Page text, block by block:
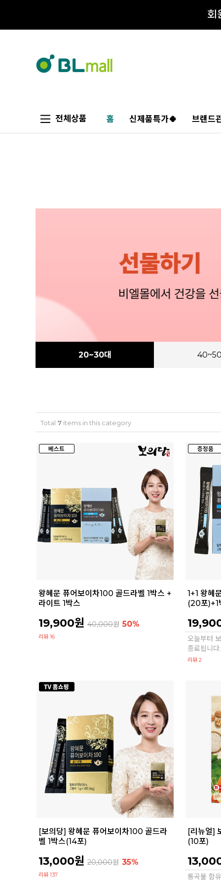
전체상품 홈 신제품특가🍀 브랜드
20~30대
Total 7 items in this category
왕혜문 퓨어보이차100 골드라벨 1박스 +
라이트 1박스
19,900원 40,000원 50%
리뷰 16
1+1 왕혜
(20포)+1
오늘부터
종료됩니다.
리뷰 2
[보의당] 왕혜문 퓨어보이차100 골드라
벨 1박스(14포)
13,000원 20,000원 35%
리뷰 137
[리뉴얼]
(10포)
통곡물 함